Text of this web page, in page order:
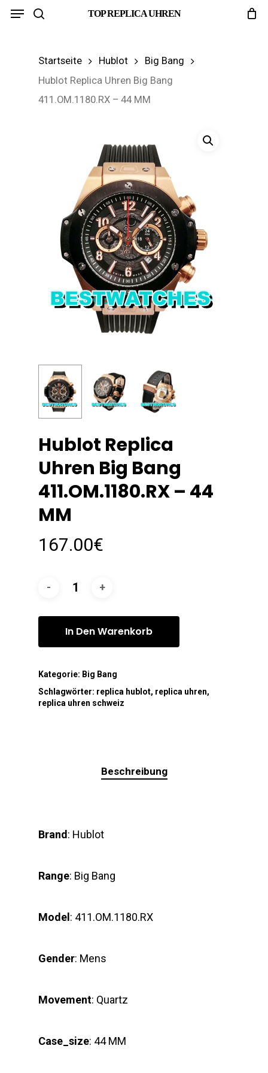
Skip
TOP REPLICA UHREN
Menu
Startseite Hublot
Big Bang
Hublot Replica Uhren Big Bang
411.OM.1180.RX – 44 MM
Hublot Replica
Uhren Big Bang
411.OM.1180.RX – 44
MM
167.00€
In Den Warenkorb
Kategorie: Big Bang
Schlagwörter: replica hublot, replica uhren,
replica uhren schweiz
Beschreibung
Brand: Hublot
Range: Big Bang
Model: 411.OM.1180.RX
Gender: Mens
Movement: Quartz
Case_size: 44 MM